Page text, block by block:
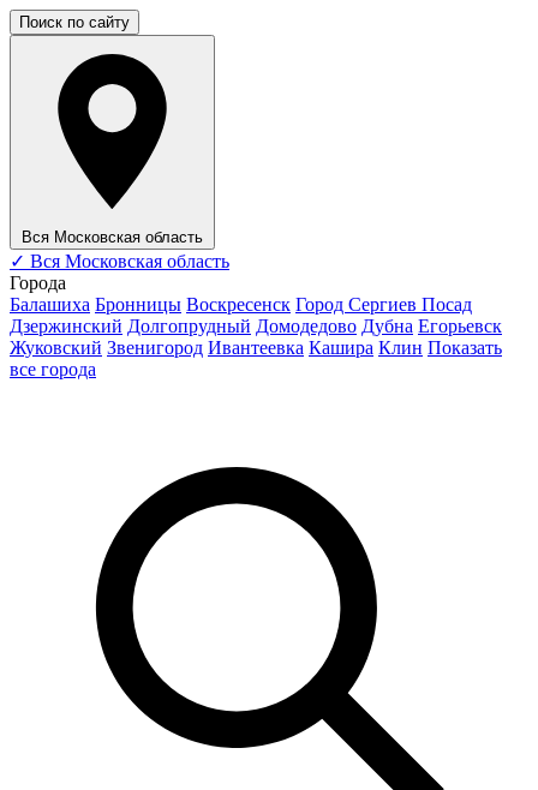
Поиск по сайту
Вся Московская область
✓ Вся Московская область
Города
Балашиха Бронницы Воскресенск Город Сергиев Посад
Дзержинский Долгопрудный Домодедово Дубна Егорьевск
Жуковский Звенигород Ивантеевка Кашира Клин Показать
все города